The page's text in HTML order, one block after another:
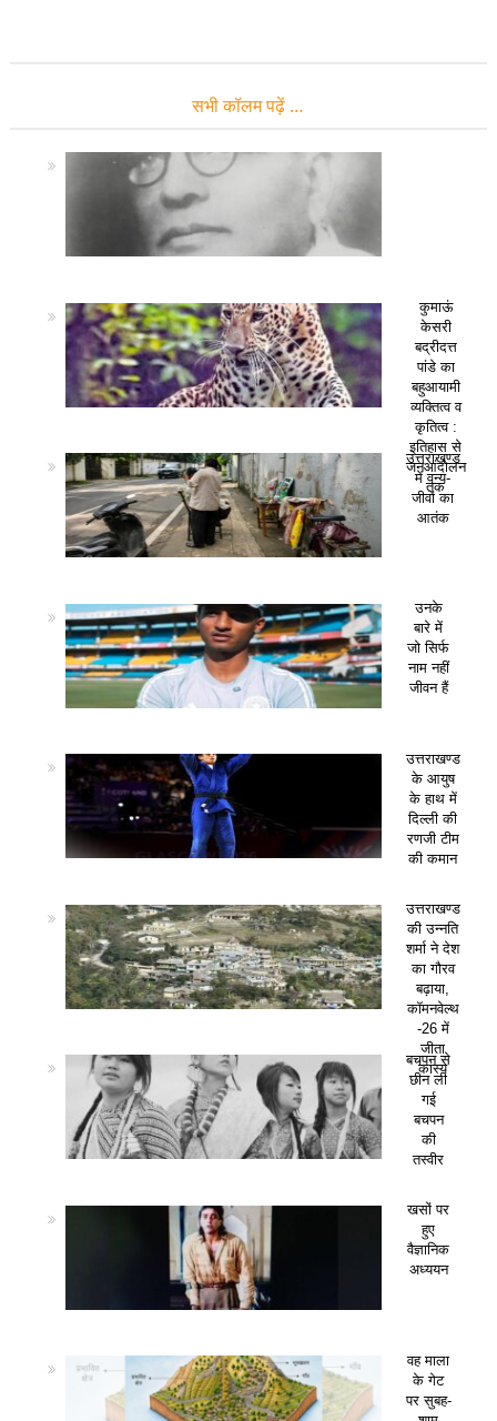
सभी कॉलम पढ़ें …
कुमाऊं
केसरी
बद्रीदत्त
पांडे का
बहुआयामी
व्यक्तित्व व
कृतित्व :
इतिहास से
जनआंदोलन
तक
उत्तराखण्ड
में वन्य-
जीवों का
आतंक
उनके
बारे में
जो सिर्फ
नाम नहीं
जीवन हैं
उत्तराखण्ड
के आयुष
के हाथ में
दिल्ली की
रणजी टीम
की कमान
उत्तराखण्ड
की उन्नति
शर्मा ने देश
का गौरव
बढ़ाया,
कॉमनवेल्थ
-26 में
जीता
कांस्य
बचपन से
छीन ली
गई
बचपन
की
तस्वीर
खसों पर
हुए
वैज्ञानिक
अध्ययन
वह माला
के गेट
पर सुबह-